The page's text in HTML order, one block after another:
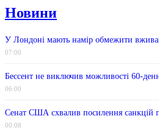
Новини
У Лондоні мають намір обмежити
07:00
Бессент не виключив можливості 60-
06:00
Сенат США схвалив посилення санкцій
00:08